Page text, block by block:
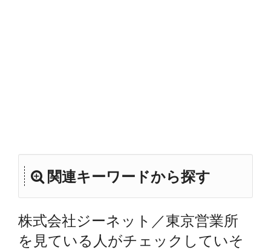
関連キーワードから探す
株式会社ジーネット／東京営業所
を見ている人がチェックしていそ